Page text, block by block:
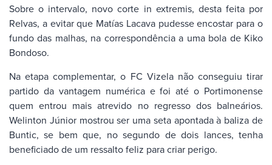
Sobre o intervalo, novo corte in extremis, desta feita por
Relvas, a evitar que Matías Lacava pudesse encostar para o
fundo das malhas, na correspondência a uma bola de Kiko
Bondoso.
Na etapa complementar, o FC Vizela não conseguiu tirar
partido da vantagem numérica e foi até o Portimonense
quem entrou mais atrevido no regresso dos balneários.
Welinton Júnior mostrou ser uma seta apontada à baliza de
Buntic, se bem que, no segundo de dois lances, tenha
beneficiado de um ressalto feliz para criar perigo.